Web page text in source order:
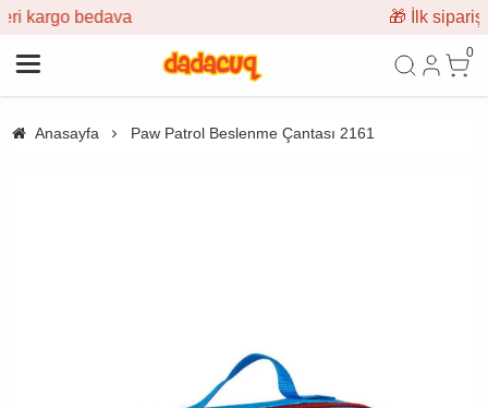
🎁 İlk siparişe %10 indirim
0
Anasayfa Paw Patrol Beslenme Çantası 2161